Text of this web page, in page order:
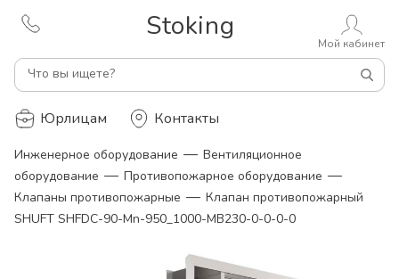
Stoking
Что вы ищете?
Мой кабинет
Юрлицам Контакты
Инженерное оборудование — Вентиляционное
оборудование — Противопожарное оборудование —
Клапаны противопожарные — Клапан противопожарный
SHUFT SHFDC-90-Mn-950_1000-MB230-0-0-0-0